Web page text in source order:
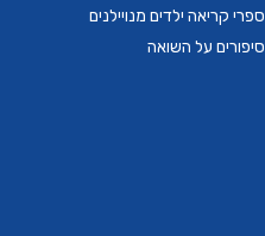
ספרי קריאה ילדים מנויילנים
סיפורים על השואה